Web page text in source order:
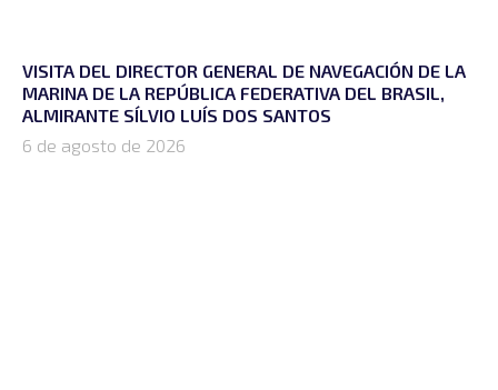
VISITA DEL DIRECTOR GENERAL DE NAVEGACIÓN DE LA
MARINA DE LA REPÚBLICA FEDERATIVA DEL BRASIL,
ALMIRANTE SÍLVIO LUÍS DOS SANTOS
6 de agosto de 2026